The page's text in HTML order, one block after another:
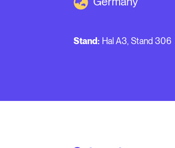
Stand: Hal A3, Stand 306